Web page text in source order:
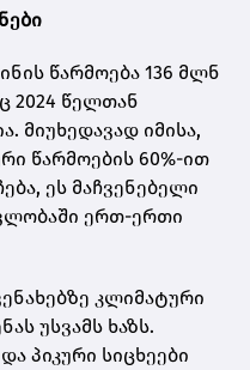
წარმოება 136 მლნ
2024 წელთან
მიუხედავად იმისა,
წარმოების 60%-ით
ეს მაჩვენებელი
ერთ-ერთი
კლიმატური
უსვამს ხაზს.
პიკური სიცხეები